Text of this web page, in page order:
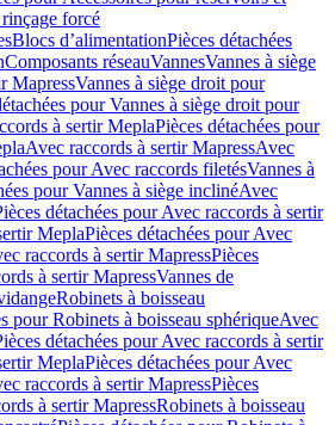
forcé
Blocs d’alimentationPièces détachées
Composants réseauVannesVannes à siège
MapressVannes à siège droit pour
pour Vannes à siège droit pour
à sertir MeplaPièces détachées pour
Avec raccords à sertir MapressAvec
pour Avec raccords filetésVannes à
pour Vannes à siège inclinéAvec
détachées pour Avec raccords à sertir
MeplaPièces détachées pour Avec
raccords à sertir MapressPièces
à sertir MapressVannes de
Robinets à boisseau
pour Robinets à boisseau sphériqueAvec
détachées pour Avec raccords à sertir
MeplaPièces détachées pour Avec
raccords à sertir MapressPièces
à sertir MapressRobinets à boisseau